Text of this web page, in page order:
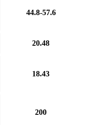
44.8-57.6
20.48
18.43
200